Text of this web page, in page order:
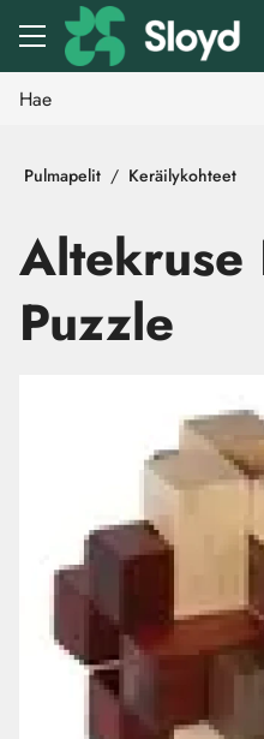
Siirry pääsisältöön
Pulmapelit Keräilykohteet
Altekruse
Puzzle